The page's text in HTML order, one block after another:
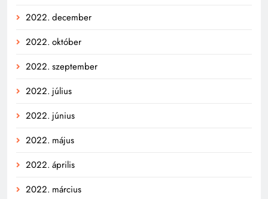
2022. december
2022. október
2022. szeptember
2022. július
2022. június
2022. május
2022. április
2022. március